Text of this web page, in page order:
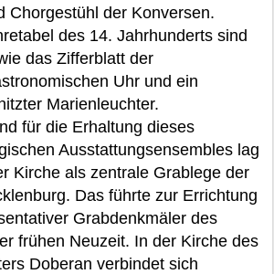
Chorgestühl der Konversen.
des 14. Jahrhunderts sind
das Zifferblatt der
Uhr und ein
Marienleuchter.
für die Erhaltung dieses
Ausstattungsensembles lag
Kirche als zentrale Grablege der
Das führte zur Errichtung
Grabdenkmäler des
frühen Neuzeit. In der Kirche des
Doberan verbindet sich